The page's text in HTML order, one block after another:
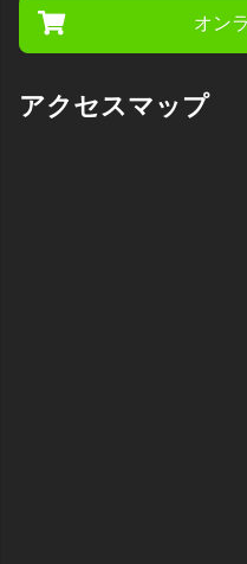
オン
アクセスマップ